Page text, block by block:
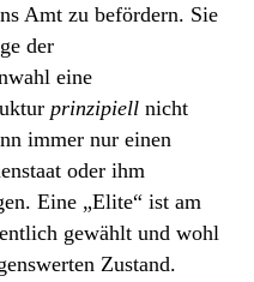
Amt zu befördern. Sie
der
eine
prinzipiell nicht
immer nur einen
oder ihm
Eine „Elite“ ist am
gewählt und wohl
Zustand.